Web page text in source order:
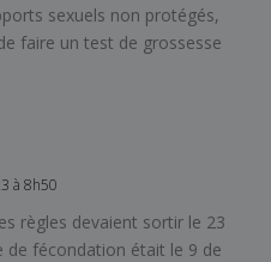
sexuels non protégés,
faire un test de grossesse
à 8h50
règles devaient sortir le 23
de fécondation était le 9 de